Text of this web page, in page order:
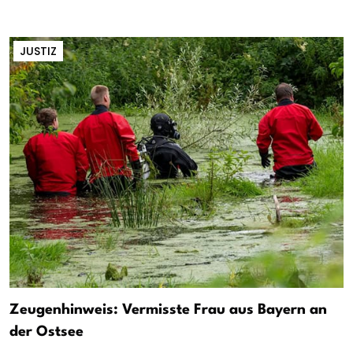
JUSTIZ
Zeugenhinweis: Vermisste Frau aus Bayern an
der Ostsee